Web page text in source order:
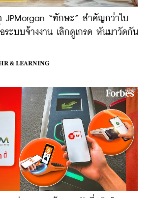
JPMorgan “ทักษะ” สำคัญกว่าใบ
ะบบจ้างงาน เลิกดูเกรด หันมาวัดกัน
& LEARNING